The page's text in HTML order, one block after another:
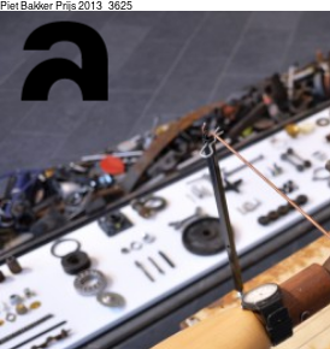
Piet Bakker Prijs 2013_3625